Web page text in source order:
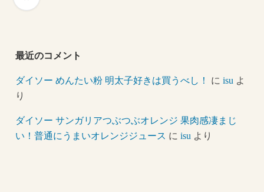
最近のコメント
ダイソー めんたい粉 明太子好きは買うべし！ にisu よ
り
ダイソー サンガリアつぶつぶオレンジ 果肉感凄まじ
い！普通にうまいオレンジジュース にisu より